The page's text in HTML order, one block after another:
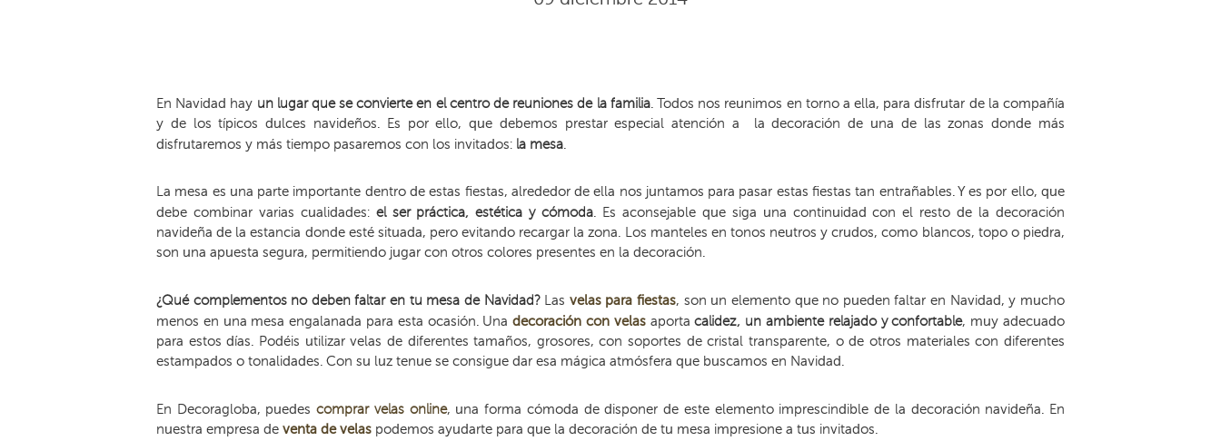
En Navidad hay un lugar que se convierte en el centro de reuniones de la familia. Todos nos reunimos en torno a ella, para disfrutar de la compañía
y de los típicos dulces navideños. Es por ello, que debemos prestar especial atención a la decoración de una de las zonas donde más
disfrutaremos y más tiempo pasaremos con los invitados:la mesa.
La mesa es una parte importante dentro de estas fiestas, alrededor de ella nos juntamos para pasar estas fiestas tan entrañables. Y es por ello, que
debe combinar varias cualidades: el ser práctica, estética y cómoda. Es aconsejable que siga una continuidad con el resto de la decoración
navideña de la estancia donde esté situada, pero evitando recargar la zona. Los manteles en tonos neutros y crudos, como blancos, topo o piedra,
son una apuesta segura, permitiendo jugar con otros colores presentes en la decoración.
¿Qué complementos no deben faltar en tu mesa de Navidad?Las velas para fiestas, son un elemento que no pueden faltar en Navidad, y mucho
menos en una mesa engalanada para esta ocasión. Unadecoración con velasaportacalidez, un ambiente relajado y confortable, muy adecuado
para estos días. Podéis utilizar velas de diferentes tamaños, grosores, con soportes de cristal transparente, o de otros materiales con diferentes
estampados o tonalidades. Con su luz tenue se consigue dar esa mágica atmósfera que buscamos en Navidad.
En Decoragloba, puedescomprar velas online, una forma cómoda de disponer de este elemento imprescindible de la decoración navideña. En
nuestra empresa de venta de velaspodemos ayudarte para que la decoración de tu mesa impresione a tus invitados.